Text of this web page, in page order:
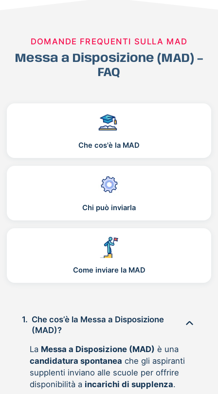
DOMANDE FREQUENTI SULLA MAD
Messa a Disposizione (MAD) –
FAQ
Che cos'è la MAD
Chi può inviarla
Come inviare la MAD
1. Che cos’è la Messa a Disposizione
(MAD)?
La Messa a Disposizione (MAD) è una
candidatura spontanea che gli aspiranti
supplenti inviano alle scuole per offrire
disponibilità a incarichi di supplenza.